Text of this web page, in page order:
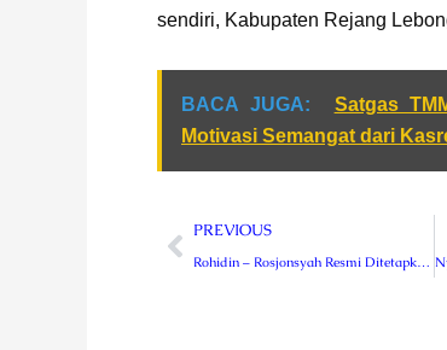
sendiri, Kabupaten Rejang
BACA JUGA:
Satgas
Motivasi Semangat dari
Prev
PREVIOUS